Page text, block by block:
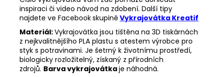
inspiraci či video návod na zdobení. Další tipy
najdete ve Facebookskupině Vykrajovátka Kreatif
Materiál:Vykrajovátka jsou tištěna na 3D tiskárnách
z nejkvalitnějšího PLA plastu s atestem výrobce pro
styk s potravinami. Je šetrný k životnímu prostředí,
biologicky rozložitelný, získaný z přírodních
zdrojů. Barva vykrajovátkaje náhodná.